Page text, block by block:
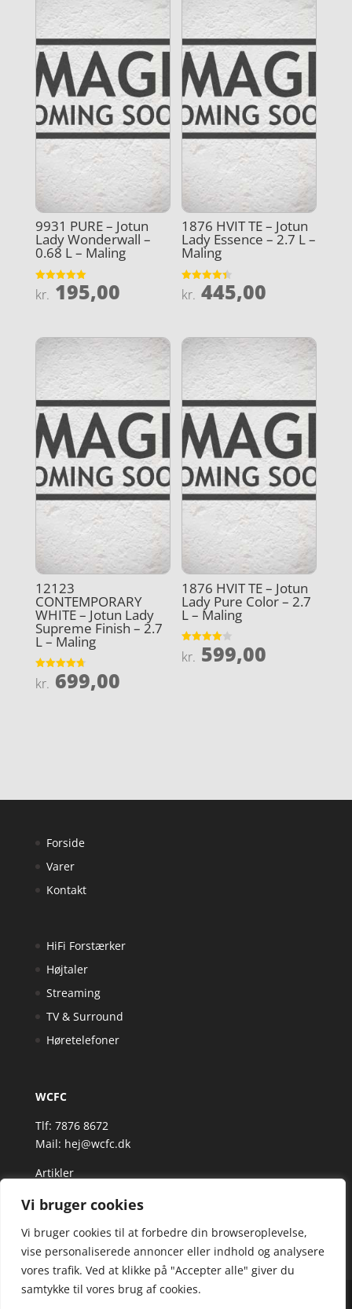
Vi bruger cookies
Vi bruger cookies til at forbedre din browseroplevelse,
vise personaliserede annoncer eller indhold og analysere
vores trafik. Ved at klikke på "Accepter alle" giver du
samtykke til vores brug af cookies.
9931 PURE – Jotun
Lady Wonderwall –
0.68 L – Maling
Vurderet
5
kr. 195,00
1876 HVIT TE – Jotun
Lady Essence – 2.7 L –
Maling
Vurderet
4.4
kr. 445,00
12123
CONTEMPORARY
WHITE – Jotun Lady
Supreme Finish – 2.7
L – Maling
Vurderet
4.7
kr. 699,00
1876 HVIT TE – Jotun
Lady Pure Color – 2.7
L – Maling
Vurderet
4
kr. 599,00
Forside
Varer
Kontakt
HiFi Forstærker
Højtaler
Streaming
TV & Surround
Høretelefoner
WCFC
Tlf: 7876 8672
Mail: hej@wcfc.dk
Artikler